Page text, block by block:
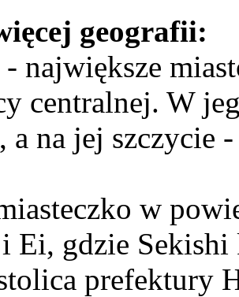
geografii:
największe
centralnej. W
a na jej szczycie
w
gdzie Sekishi
prefektury